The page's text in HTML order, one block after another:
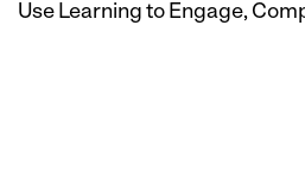
Use Learning to Engage,